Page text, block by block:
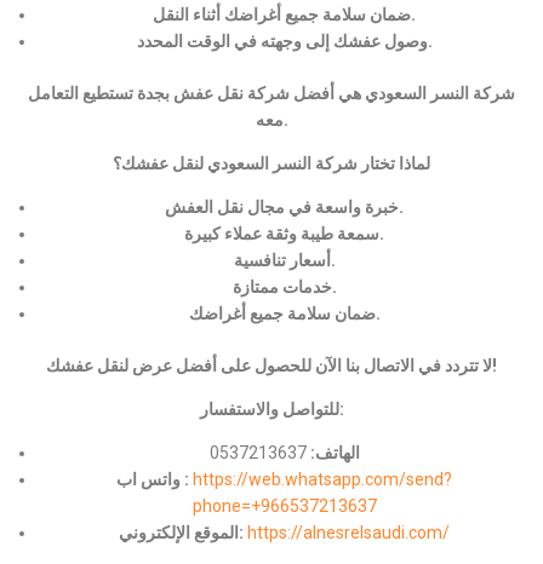
ضمان سلامة جميع أغراضك أثناء النقل.
وصول عفشك إلى وجهته في الوقت المحدد.
شركة النسر السعودي هي أفضل شركة نقل عفش بجدة تستطيع التعامل
معه.
لماذا تختار شركة النسر السعودي لنقل عفشك؟
خبرة واسعة في مجال نقل العفش.
سمعة طيبة وثقة عملاء كبيرة.
أسعار تنافسية.
خدمات ممتازة.
ضمان سلامة جميع أغراضك.
لا تتردد في الاتصال بنا الآن للحصول على أفضل عرض لنقل عفشك!
للتواصل والاستفسار:
الهاتف: 0537213637
واتس اب : https://web.whatsapp.com/send?
phone=+966537213637
الموقع الإلكتروني: https://alnesrelsaudi.com/